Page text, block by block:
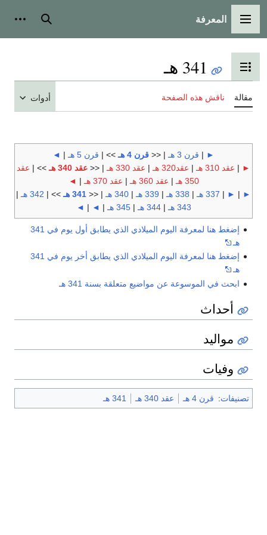
القائمة الرئيسية
المعرفة بحث
تبديل عرض جدول المحتويات
341 هـ
مقالة ناقش هذه الصفحة أدوات
►
| قرن 3 هـ | << قرن 4 هـ >> | قرن 5 هـ |
◄
►
| عقد 310 هـ | عقد320 هـ | عقد 330 هـ | << عقد 340 هـ >> | عقد
350 هـ
| عقد 360 هـ | عقد 370 هـ |
◄
►
|
►
| 337 هـ | 338 هـ | 339 هـ | 340 هـ | << 341 هـ >> | 342 هـ
|
343 هـ
|344 هـ |345 هـ |
◄
|
◄
إضغط هنا لمعرفة اليوم الميلادي الذي يطابق أول يوم في 341
هـ
إضغط هنا لمعرفة اليوم الميلادي الذي يطابق أخر يوم في 341
هـ
ابحث في الموسوعة عن مواضيع متعلقة بسنة 341 هـ
أحداث
مواليد
وفيات
تصنيفات: قرن 4 هـ عقد 340 هـ 341 هـ